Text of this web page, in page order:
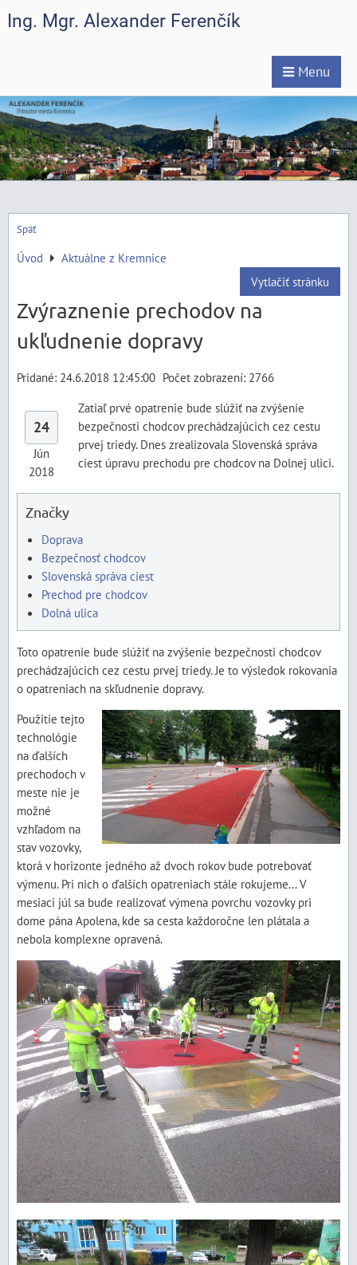
Ing. Mgr. Alexander Ferenčík
Menu
Späť
Úvod
Aktuálne z Kremnice
Vytlačiť stránku
Zvýraznenie prechodov na
ukľudnenie dopravy
Pridané: 24.6.2018 12:45:00 Počet zobrazení: 2766
24
Jún
2018
Značky
Doprava
Bezpečnosť chodcov
Slovenská správa ciest
Prechod pre chodcov
Dolná ulica
Zatiaľ prvé opatrenie bude slúžiť na zvýšenie
bezpečnosti chodcov prechádzajúcich cez cestu
prvej triedy. Dnes zrealizovala Slovenská správa
ciest úpravu prechodu pre chodcov na Dolnej ulici.
Toto opatrenie bude slúžiť na zvýšenie bezpečnosti chodcov
prechádzajúcich cez cestu prvej triedy. Je to výsledok rokovania
o opatreniach na skľudnenie dopravy.
Použitie tejto
technológie
na ďalších
prechodoch v
meste nie je
možné
vzhľadom na
stav vozovky,
ktorá v horizonte jedného až dvoch rokov bude potrebovať
výmenu. Pri nich o ďalších opatreniach stále rokujeme... V
mesiaci júl sa bude realizovať výmena povrchu vozovky pri
dome pána Apolena, kde sa cesta každoročne len plátala a
nebola komplexne opravená.